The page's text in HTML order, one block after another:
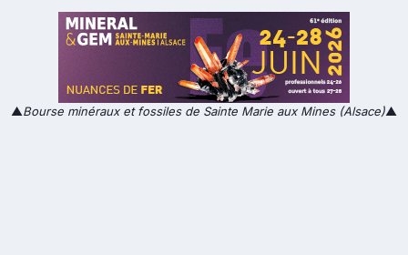
▲Bourse minéraux et fossiles de Sainte Marie aux Mines (Alsace)▲